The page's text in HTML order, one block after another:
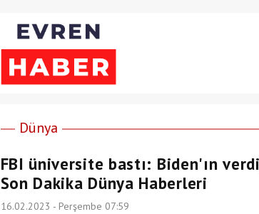
Dünya
FBI üniversite bastı: Biden'ın
Son Dakika Dünya Haberleri
16.02.2023 - Perşembe 07:59